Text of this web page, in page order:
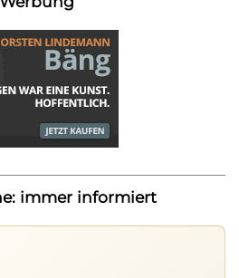
immer informiert